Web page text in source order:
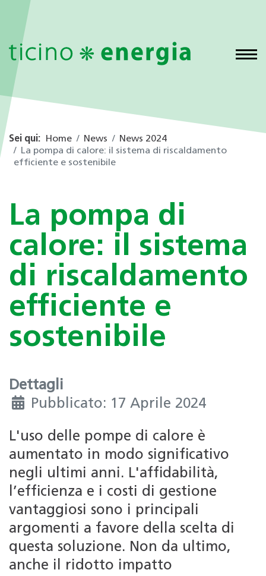
Sei qui: Home News
News 2024
La pompa di calore: il sistema di riscaldamento
efficiente e sostenibile
La pompa di
calore: il sistema
di riscaldamento
efficiente e
sostenibile
Dettagli
Pubblicato: 17 Aprile 2024
L'uso delle pompe di calore è
aumentato in modo significativo
negli ultimi anni. L'affidabilità,
l’efficienza e i costi di gestione
vantaggiosi sono i principali
argomenti a favore della scelta di
questa soluzione. Non da ultimo,
anche il ridotto impatto